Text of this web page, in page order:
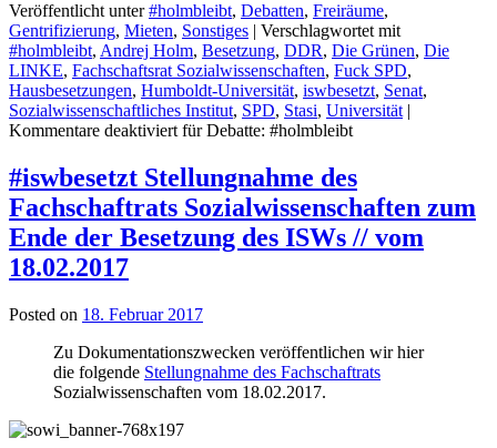
Veröffentlicht unter #holmbleibt, Debatten, Freiräume,
Gentrifizierung, Mieten, Sonstiges | Verschlagwortet mit
#holmbleibt, Andrej Holm, Besetzung, DDR, Die Grünen, Die
LINKE, Fachschaftsrat Sozialwissenschaften, Fuck SPD,
Hausbesetzungen, Humboldt-Universität, iswbesetzt, Senat,
Sozialwissenschaftliches Institut, SPD, Stasi, Universität |
Kommentare deaktiviertfür Debatte: #holmbleibt
#iswbesetzt Stellungnahme des
Fachschaftrats Sozialwissenschaften zum
Ende der Besetzung des ISWs // vom
18.02.2017
Posted on 18. Februar 2017
Zu Dokumentationszwecken veröffentlichen wir hier
die folgende Stellungnahme des Fachschaftrats
Sozialwissenschaften vom 18.02.2017.